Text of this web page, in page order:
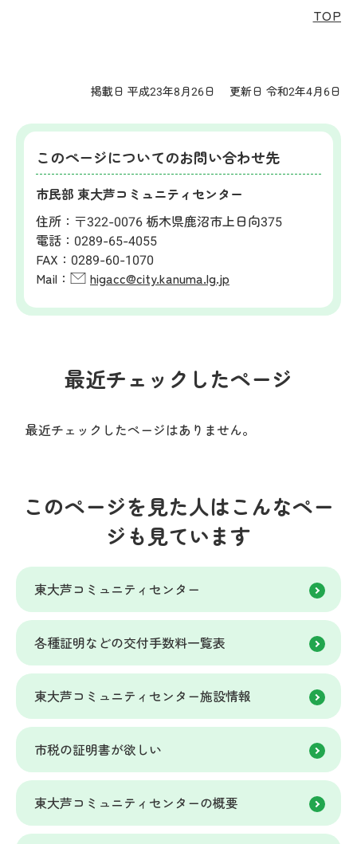
TOP
掲載日 平成23年8月26日 更新日 令和2年4月6日
このページについてのお問い合わせ先
市民部 東大芦コミュニティセンター
住所： 〒322-0076 栃木県鹿沼市上日向375
電話： 0289-65-4055
FAX： 0289-60-1070
Mail：
higacc@city.kanuma.lg.jp
最近チェックしたページ
最近チェックしたページはありません。
このページを見た人はこんなペー
ジも見ています
東大芦コミュニティセンター
各種証明などの交付手数料一覧表
東大芦コミュニティセンター施設情報
市税の証明書が欲しい
東大芦コミュニティセンターの概要